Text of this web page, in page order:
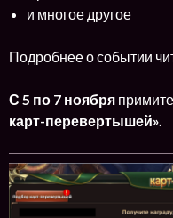
и многое другое
Подробнее о событии
С 5 по 7 ноября
карт-перевертышей».